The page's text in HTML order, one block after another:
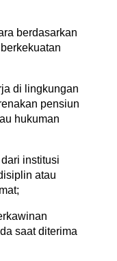
berdasarkan
di lingkungan
pensiun
hukuman
institusi
atau
saat diterima